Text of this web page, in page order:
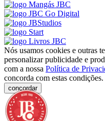
Nós usamos cookies e outras
personalizar publicidade e
com a nossa Política de
concorda com estas condições.
concordar